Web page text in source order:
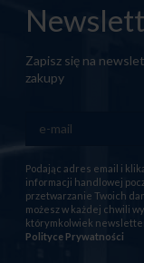
Zapisz się na
zakupy
Podając adres email i
informacji handlowej
przetwarzanie Twoich
możesz w każdej chwili
którymkolwiek
Polityce Prywatności